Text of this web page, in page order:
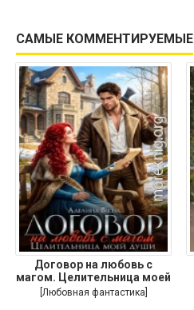
САМЫЕ КОММЕНТИРУЕМЫЕ
Договор на любовь с
магом. Целительница моей
души
[Любовная фантастика]